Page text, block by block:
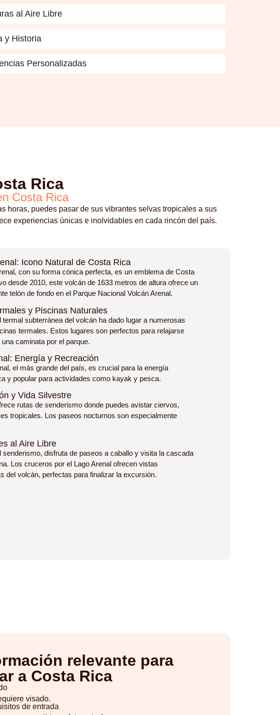
al Aire Libre
y Historia
Personalizadas
Rica
Costa Rica
horas, puedes pasar de sus vibrantes selvas tropicales a sus
experiencias únicas e inolvidables en cada rincón del país.
Icono Natural de Costa Rica
con su forma cónica perfecta, es un emblema de Costa
desde 2010, este volcán de 1633 metros de altura ofrece un
telón de fondo en el Parque Nacional Volcán Arenal.
y Piscinas Naturales
termal subterránea del volcán ha dado lugar a numerosas
termales. Estos lugares son perfectos para relajarse
caminata por el parque.
Energía y Recreación
el más grande del país, es crucial para la energía
y popular para actividades como kayak y pesca.
y Vida Silvestre
rutas de senderismo donde puedes avistar ciervos,
tropicales. Los paseos nocturnos son especialmente
al Aire Libre
senderismo, disfruta de paseos a caballo y visita la cascada
Los cruceros por el Lago Arenal ofrecen vistas
del volcán, perfectas para finalizar la excursión.
relevante para
a Costa Rica
visado.
de entrada